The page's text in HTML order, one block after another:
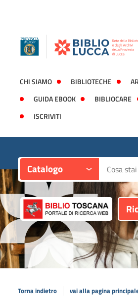
CHI SIAMO BIBLIOTECHE
GUIDA EBOOK
BIBLIOCARE
ISCRIVITI
Catalogo Cerca su
Torna indietro vai alla pagina